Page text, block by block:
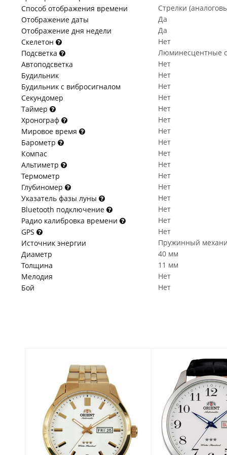
Способ отображения времени
Стрелки
Отображение даты
Да
Отображение дня недели
Да
Скелетон
Нет
Подсветка
Люминесцентные
Автоподсветка
Нет
Будильник
Нет
Будильник с вибросигналом
Нет
Секундомер
Нет
Таймер
Нет
Хронограф
Нет
Мировое время
Нет
Барометр
Нет
Компас
Нет
Альтиметр
Нет
Термометр
Нет
Глубиномер
Нет
Указатель фазы луны
Нет
Bluetooth подключение
Нет
Радио калибровка времени
Нет
GPS
Нет
Источник энергии
Пружинный
Диаметр
40 мм
Толщина
11 мм
Мелодия
Нет
Бой
Нет